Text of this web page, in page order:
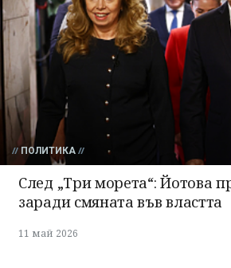
ПОЛИТИКА
След „Три морета“: Йотова
заради смяната във властта
11 май 2026